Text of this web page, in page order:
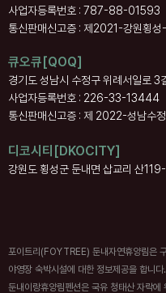
사업자등록번호 : 787-88-01593
통신판매신고증 : 제2021-강원횡
큐오큐[QOQ]
경기도 성남시 수정구 위례서일로
사업자등록번호 : 226-33-13444
통신판매신고증 : 제 2022-성남수
디코시티[DKOCITY]
강원도 횡성군 둔내면 삽교리 산
포이트리(FOYTREE) 둔내자연휴양림은
야영장 숙박시설에 대한 정보제공을 합니다.
둔내이랑휴양림펜션은 국유 청태산 자락